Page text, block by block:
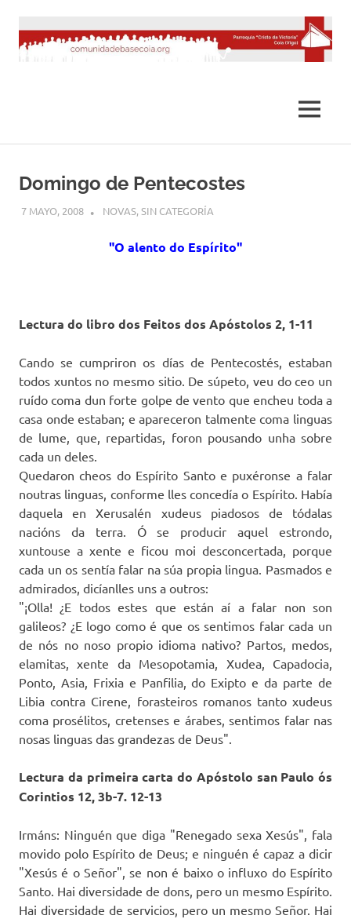
contenido
MENÚ
Domingo de Pentecostes
7 MAYO, 2008 DESARROLLO
NOVAS,SIN CATEGORÍA
"O alento do Espírito"
Lectura do libro dos Feitos dos Apóstolos 2, 1-11
Cando se cumpriron os días de Pentecostés, estaban
todos xuntos no mesmo sitio. De súpeto, veu do ceo un
ruído coma dun forte golpe de vento que encheu toda a
casa onde estaban; e apareceron talmente coma linguas
de lume, que, repartidas, foron pousando unha sobre
cada un deles.
Quedaron cheos do Espírito Santo e puxéronse a falar
noutras linguas, conforme lles concedía o Espírito. Había
daquela en Xerusalén xudeus piadosos de tódalas
nacións da terra. Ó se producir aquel estrondo,
xuntouse a xente e ficou moi desconcertada, porque
cada un os sentía falar na súa propia lingua. Pasmados e
admirados, dicíanlles uns a outros:
"¡Olla! ¿E todos estes que están aí a falar non son
galileos? ¿E logo como é que os sentimos falar cada un
de nós no noso propio idioma nativo? Partos, medos,
elamitas, xente da Mesopotamia, Xudea, Capadocia,
Ponto, Asia, Frixia e Panfilia, do Exipto e da parte de
Libia contra Cirene, forasteiros romanos tanto xudeus
coma prosélitos, cretenses e árabes, sentimos falar nas
nosas linguas das grandezas de Deus".
Lectura da primeira carta do Apóstolo san Paulo ós
Corintios 12, 3b-7. 12-13
Irmáns: Ninguén que diga "Renegado sexa Xesús", fala
movido polo Espírito de Deus; e ninguén é capaz a dicir
"Xesús é o Señor", se non é baixo o influxo do Espírito
Santo. Hai diversidade de dons, pero un mesmo Espírito.
Hai diversidade de servicios, pero un mesmo Señor. Hai